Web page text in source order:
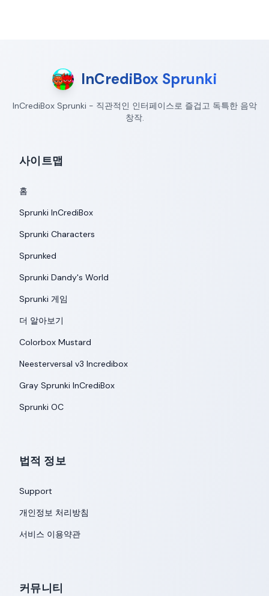
InCrediBox Sprunki
InCrediBox Sprunki - 직관적인 인터페이스로 즐겁고 독특한 음악
창작.
사이트맵
홈
Sprunki InCrediBox
Sprunki Characters
Sprunked
Sprunki Dandy's World
Sprunki 게임
더 알아보기
Colorbox Mustard
Neesterversal v3 Incredibox
Gray Sprunki InCrediBox
Sprunki OC
법적 정보
Support
개인정보 처리방침
서비스 이용약관
커뮤니티